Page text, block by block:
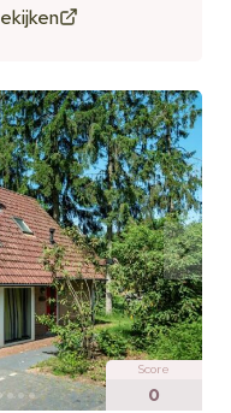
als pluspunt.
Score
0